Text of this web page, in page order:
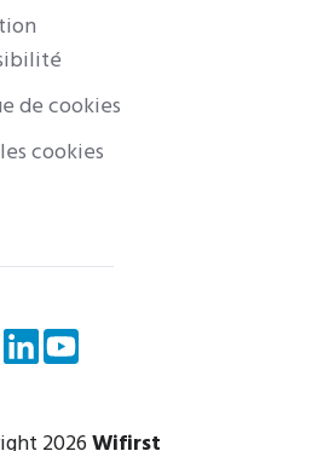
de cookies
cookies
2026Wifirst